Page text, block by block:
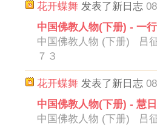
花开蝶舞 发表了新日志
中国佛教人物(下册) - 一
中国佛教人物 (下册) 吕
７３
花开蝶舞 发表了新日志
中国佛教人物(下册) - 慧
中国佛教人物 (下册)